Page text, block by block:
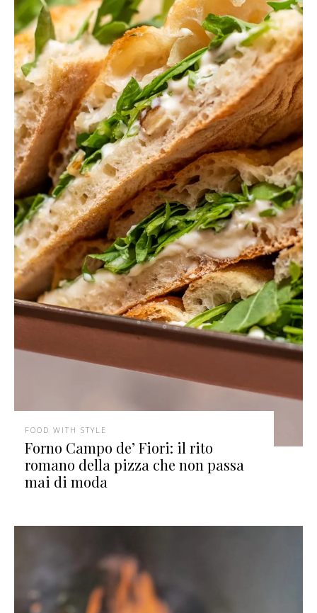
FOOD WITH STYLE
Forno Campo de’ Fiori: il rito
romano della pizza che non passa
mai di moda